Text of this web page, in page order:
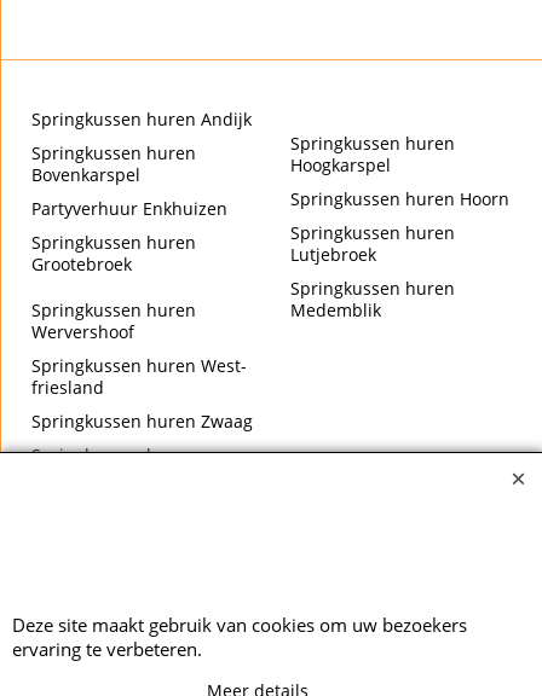
Springkussen huren Andijk
Springkussen huren
Bovenkarspel
Partyverhuur Enkhuizen
Springkussen huren
Grootebroek
Springkussen huren
Hoogkarspel
Springkussen huren Hoorn
Springkussen huren
Lutjebroek
Springkussen huren
Medemblik
Springkussen huren
Wervershoof
Springkussen huren West-
friesland
Springkussen huren Zwaag
Springkussen huren
Deze site maakt gebruik van cookies om uw bezoekers
ervaring te verbeteren.
Meer details